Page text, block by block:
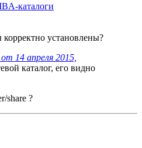
каталоги
установлены?
14 апреля 2015,
каталог, его видно
share ?